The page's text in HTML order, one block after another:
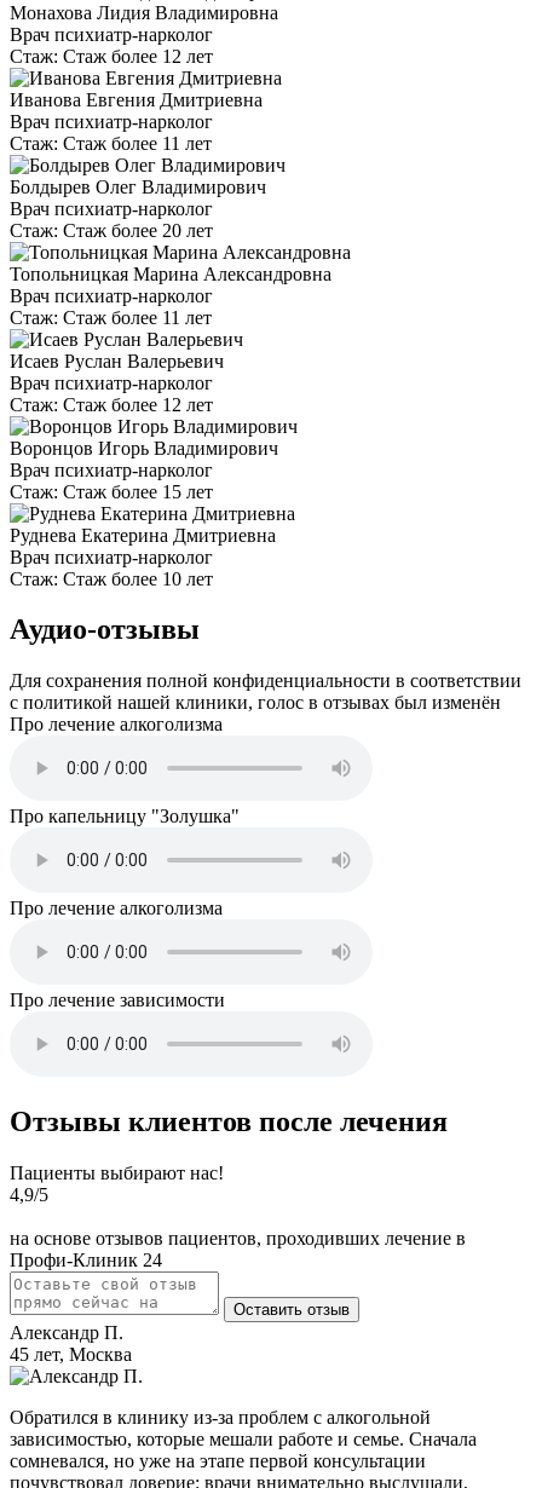
Монахова Лидия Владимировна
Врач психиатр-нарколог
Стаж: Стаж более 12 лет
Иванова Евгения Дмитриевна
Врач психиатр-нарколог
Стаж: Стаж более 11 лет
Болдырев Олег Владимирович
Врач психиатр-нарколог
Стаж: Стаж более 20 лет
Топольницкая Марина Александровна
Врач психиатр-нарколог
Стаж: Стаж более 11 лет
Исаев Руслан Валерьевич
Врач психиатр-нарколог
Стаж: Стаж более 12 лет
Воронцов Игорь Владимирович
Врач психиатр-нарколог
Стаж: Стаж более 15 лет
Руднева Екатерина Дмитриевна
Врач психиатр-нарколог
Стаж: Стаж более 10 лет
Аудио-отзывы
Для сохранения полной конфиденциальности в соответствии
с политикой нашей клиники, голос в отзывах был изменён
Про лечение алкоголизма
Про капельницу "Золушка"
Про лечение алкоголизма
Про лечение зависимости
Отзывы клиентов после лечения
Пациенты выбирают нас!
4,9/5
на основе отзывов пациентов, проходивших лечение в
Профи-Клиник 24
Оставить отзыв
Александр П.
45 лет, Москва
Обратился в клинику из-за проблем с алкогольной
зависимостью, которые мешали работе и семье. Сначала
сомневался, но уже на этапе первой консультации
почувствовал доверие: врачи внимательно выслушали,